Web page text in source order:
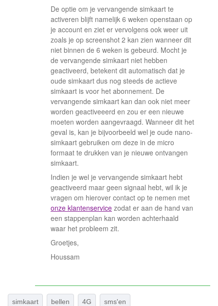
De optie om je vervangende simkaart te
activeren blijft namelijk 6 weken openstaan op
je account en ziet er vervolgens ook weer uit
zoals je op screenshot 2 kan zien wanneer dit
niet binnen de 6 weken is gebeurd. Mocht je
de vervangende simkaart niet hebben
geactiveerd, betekent dit automatisch dat je
oude simkaart dus nog steeds de actieve
simkaart is voor het abonnement. De
vervangende simkaart kan dan ook niet meer
worden geactiveeerd en zou er een nieuwe
moeten worden aangevraagd. Wanneer dit het
geval is, kan je bijvoorbeeld wel je oude nano-
simkaart gebruiken om deze in de micro
formaat te drukken van je nieuwe ontvangen
simkaart.
Indien je wel je vervangende simkaart hebt
geactiveerd maar geen signaal hebt, wil ik je
vragen om hierover contact op te nemen met
onze klantenservice zodat er aan de hand van
een stappenplan kan worden achterhaald
waar het probleem zit.
Groetjes,
Houssam
simkaart bellen 4G sms'en